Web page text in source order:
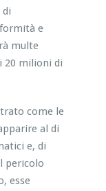
e
multe
20 milioni di
come le
al di
e, di
pericolo
esse